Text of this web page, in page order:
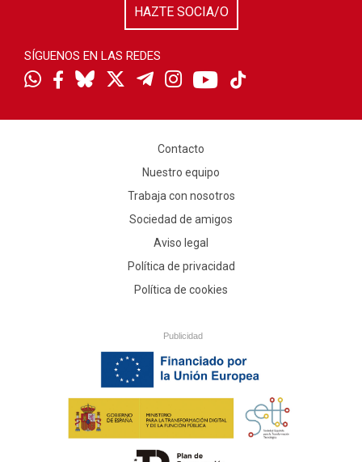
HAZTE SOCIA/O
SÍGUENOS EN LAS REDES
Contacto
Nuestro equipo
Trabaja con nosotros
Sociedad de amigos
Aviso legal
Política de privacidad
Política de cookies
Publicidad